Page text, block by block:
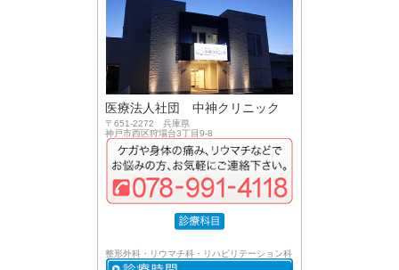
医療法人社団 中神クリニック
〒651-2272 兵庫県
神戸市西区狩場台3丁目9-8
整形外科・リウマチ科・リハビリテーション科